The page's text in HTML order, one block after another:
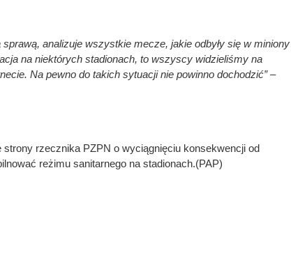
analizuje wszystkie mecze, jakie odbyły się w miniony
na niektórych stadionach, to wszyscy widzieliśmy na
Na pewno do takich sytuacji nie powinno dochodzić” –
strony rzecznika PZPN o wyciągnięciu konsekwencji od
reżimu sanitarnego na stadionach.(PAP)